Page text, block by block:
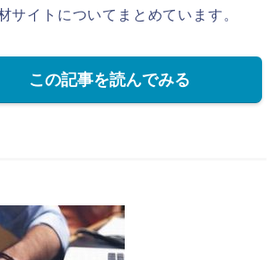
サイトについてまとめています。
この記事を読んでみる